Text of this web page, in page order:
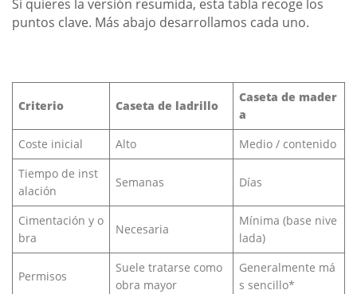
Si quieres la versión resumida, esta tabla recoge los
puntos clave. Más abajo desarrollamos cada uno.
Criterio Caseta de ladrillo
Caseta de mader
a
Coste inicial
Alto
Medio / contenido
Tiempo de inst
alación
Semanas Días
Cimentación y o
bra
Necesaria
Mínima (base nive
lada)
Permisos
Suele tratarse como
obra mayor
Generalmente má
s sencillo*